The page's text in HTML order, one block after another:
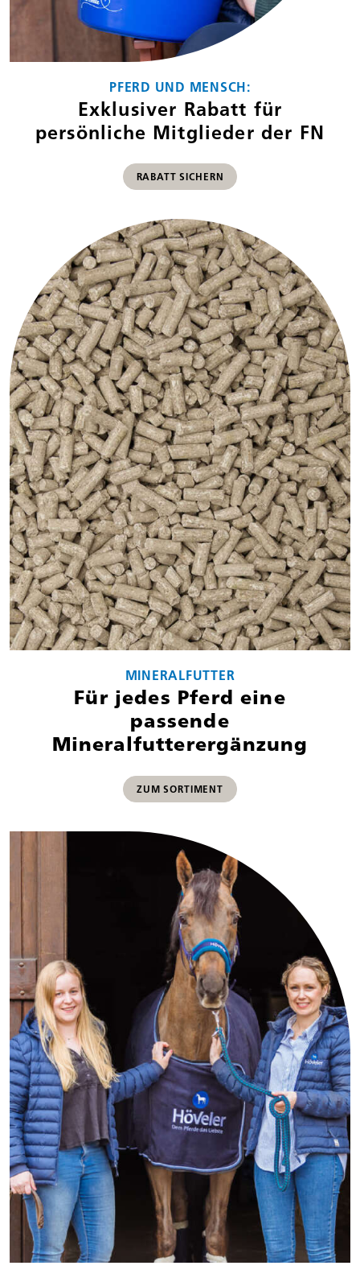
PFERD UND MENSCH:
Exklusiver Rabatt für
persönliche Mitglieder der FN
RABATT SICHERN
MINERALFUTTER
Für jedes Pferd eine
passende
Mineralfutterergänzung
ZUM SORTIMENT